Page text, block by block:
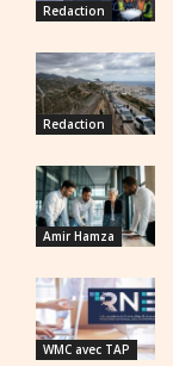
Redaction
Redaction
Amir Hamza
WMC avec TAP